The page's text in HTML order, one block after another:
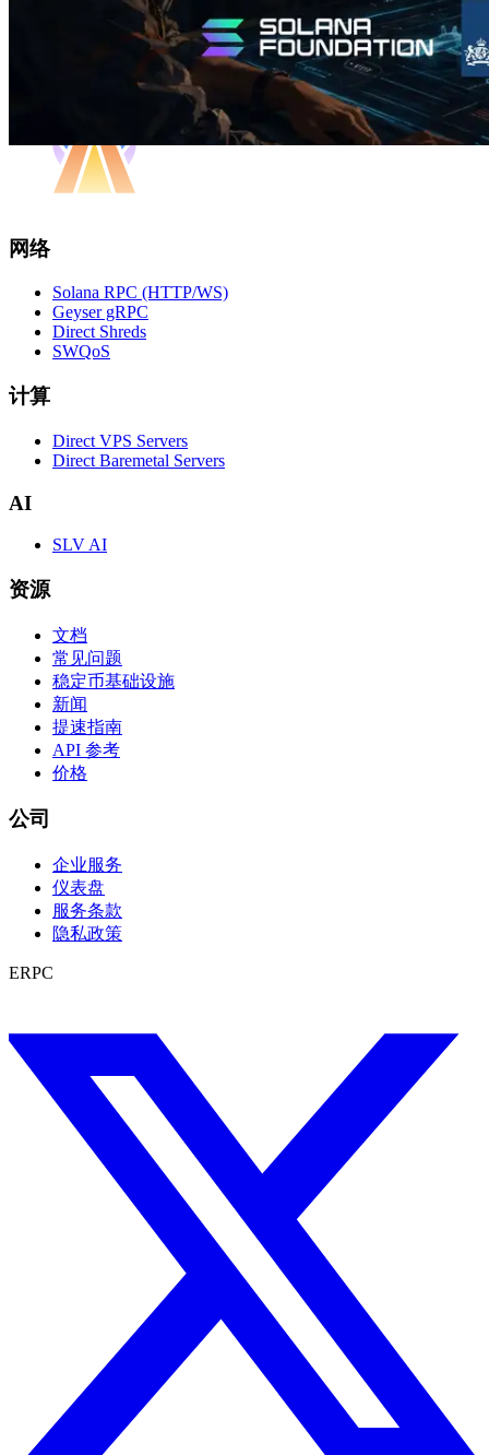
网络
Solana RPC (HTTP/WS)
Geyser gRPC
Direct Shreds
SWQoS
计算
Direct VPS Servers
Direct Baremetal Servers
AI
SLV AI
资源
文档
常见问题
稳定币基础设施
新闻
提速指南
API 参考
价格
公司
企业服务
仪表盘
服务条款
隐私政策
ERPC